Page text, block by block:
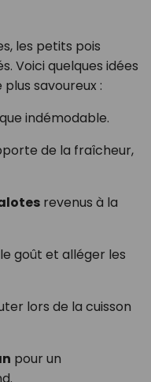
les petits pois
Voici quelques idées
savoureux :
indémodable.
de la fraîcheur,
revenus à la
goût et alléger les
lors de la cuisson
pour un